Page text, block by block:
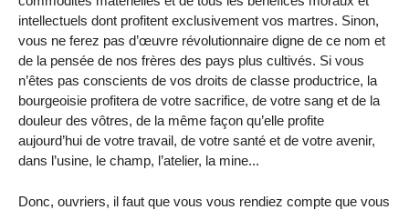
intellectuels dont profitent exclusivement vos martres. Sinon,
vous ne ferez pas d’œuvre révolutionnaire digne de ce nom et
de la pensée de nos frères des pays plus cultivés. Si vous
n’êtes pas conscients de vos droits de classe productrice, la
bourgeoisie profitera de votre sacrifice, de votre sang et de la
douleur des vôtres, de la même façon qu’elle profite
aujourd’hui de votre travail, de votre santé et de votre avenir,
dans l’usine, le champ, l’atelier, la mine...
Donc, ouvriers, il faut que vous vous rendiez compte que vous